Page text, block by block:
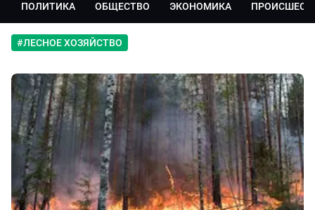
ПОЛИТИКА ОБЩЕСТВО ЭКОНОМИКА
#ЛЕСНОЕ ХОЗЯЙСТВО